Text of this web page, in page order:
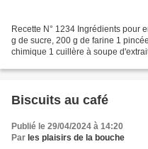
Recette N° 1234 Ingrédients pour
g de sucre, 200 g de farine 1
chimique 1 cuillère à soupe
Biscuits au café
Publié le 29/04/2024 à 14:20
Par les plaisirs de la bouche